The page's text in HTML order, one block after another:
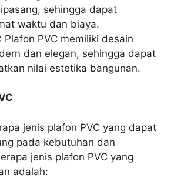
sehingga dapat
waktu dan biaya.
: Plafon PVC memiliki desain
dan elegan, sehingga dapat
nilai estetika bangunan.
jenis plafon PVC yang dapat
pada kebutuhan dan
jenis plafon PVC yang
adalah: